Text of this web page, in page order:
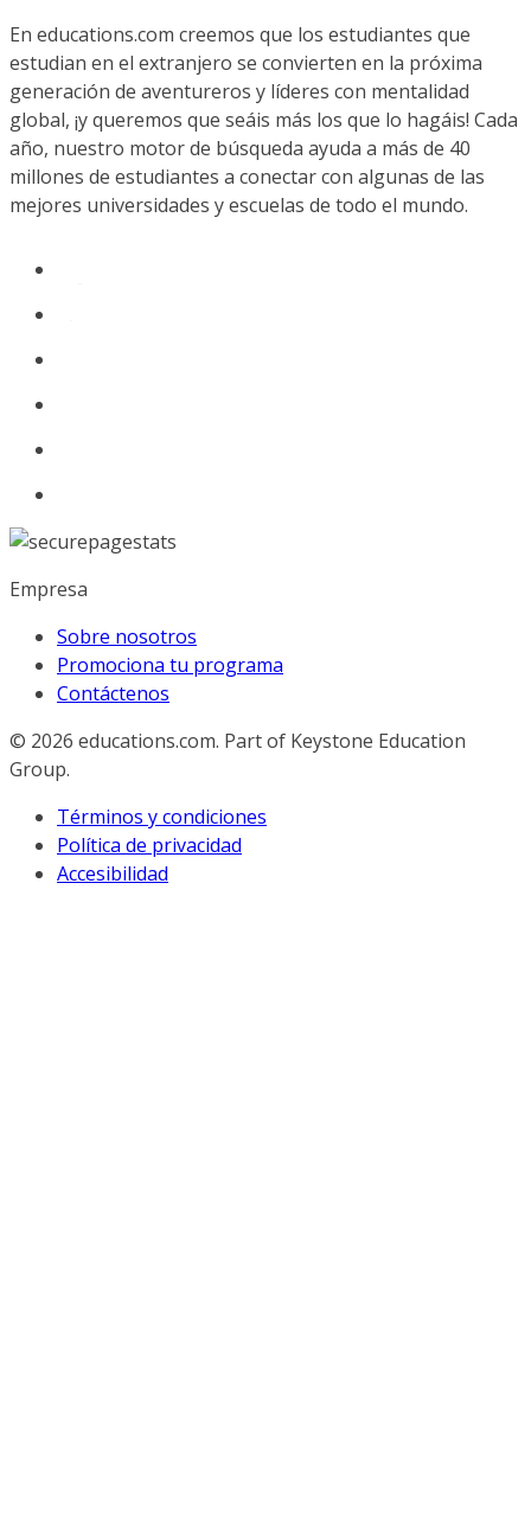
En educations.com creemos que los estudiantes que
estudian en el extranjero se convierten en la próxima
generación de aventureros y líderes con mentalidad
global, ¡y queremos que seáis más los que lo hagáis! Cada
año, nuestro motor de búsqueda ayuda a más de 40
millones de estudiantes a conectar con algunas de las
mejores universidades y escuelas de todo el mundo.
Empresa
Sobre nosotros
Promociona tu programa
Contáctenos
© 2026 educations.com. Part of Keystone Education
Group.
Términos y condiciones
Política de privacidad
Accesibilidad